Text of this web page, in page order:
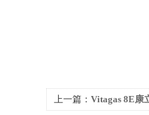
上一篇： Vitagas 8E康